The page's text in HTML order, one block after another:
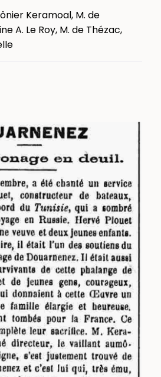
Keramoal, M. de
A. Le Roy, M. de Thézac,